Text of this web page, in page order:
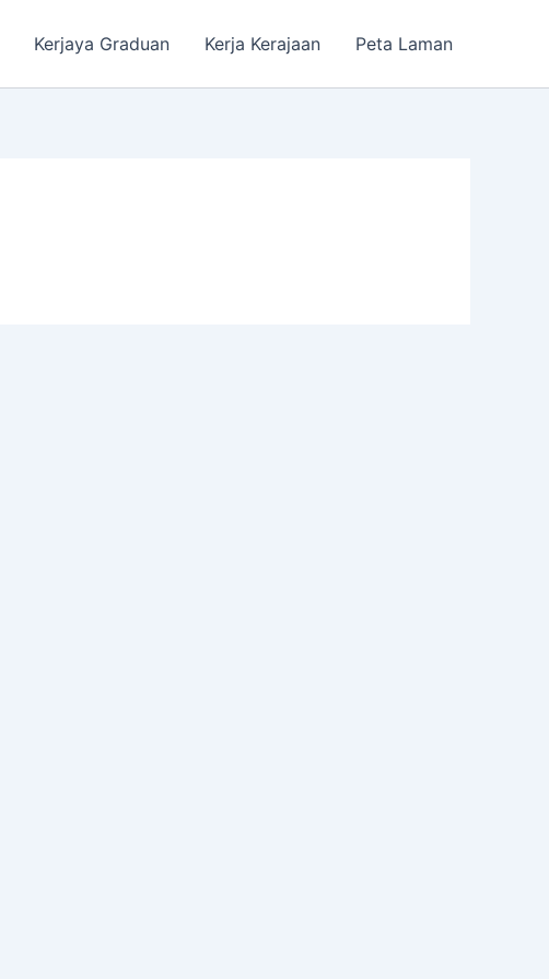
Kerjaya Graduan Kerja Kerajaan Peta Laman